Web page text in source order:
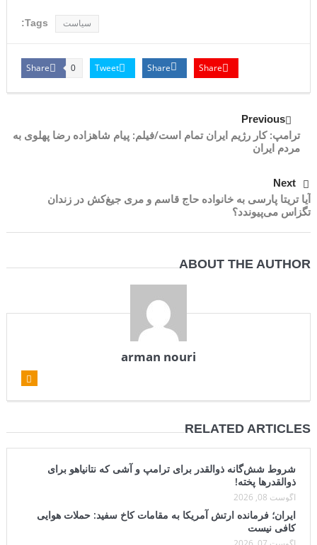
Tags: سیاست
Share 0 Tweet Share Share
Previous
ترامپ: کار رژیم ایران تمام است/فیلم: پیام شاهزاده رضا پهلوی به
مردم ایران
Next
آیا تریتا پارسی به خانواده حاج قاسم و مری جیغ‌کش در زندان
تگزاس می‌پیوندد؟
ABOUT THE AUTHOR
arman nouri
RELATED ARTICLES
شروط شش‌گانه ذوالقدر برای ترامپ و آشی که نتانیاهو برای
ذوالقدرها پخته!
آگوست 08, 2026
ایران؛ فرمانده ارتش آمریکا به مقامات کاخ سفید: حملات هوایی
کافی نیست